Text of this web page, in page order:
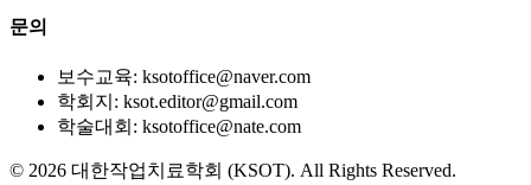
문의
보수교육: ksotoffice@naver.com
학회지: ksot.editor@gmail.com
학술대회: ksotoffice@nate.com
© 2026 대한작업치료학회 (KSOT). All Rights Reserved.